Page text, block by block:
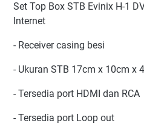
Set Top Box STB Evinix H-1
Internet
- Receiver casing besi
- Ukuran STB 17cm x 10cm x
- Tersedia port HDMI dan RCA
- Tersedia port Loop out